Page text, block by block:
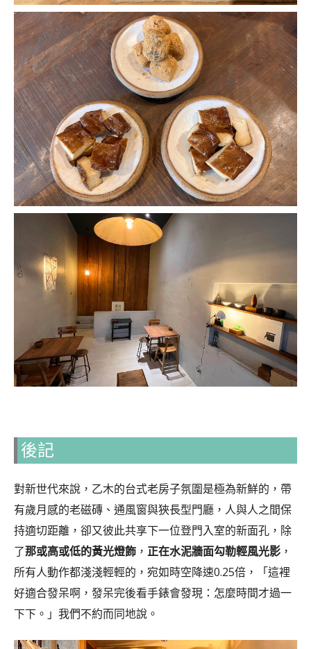
後記
對新世代來說，乙木的台式老房子氛圍是極為新鮮的，帶
有歲月感的老磁磚、通風窗與狹長型門廳，人與人之間保
持適切距離，卻又彼此共享下一位登門入室的新面孔，除
了那或高或低的黃光燈飾 ， 正在水泥牆面勾勒輕風光影 ，
所有人動作都淺淺輕輕的，宛如時空降速0.25倍，「這裡
好適合發呆啊，發呆完後看手錶會發現：怎麼時間才過一
下下。」我們不約而同地說。